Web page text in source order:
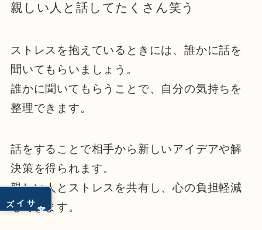
サイズ
親しい人と話してたくさん笑う
ストレスを抱えているときには、誰かに話を
聞いてもらいましょう。
誰かに聞いてもらうことで、自分の気持ちを
整理できます。
話をすることで相手から新しいアイデアや解
決策を得られます。
親しい人とストレスを共有し、心の負担軽減
もできます。